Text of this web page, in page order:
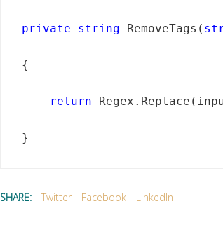
private string RemoveTags(
return
}
SHARE: Twitter Facebook LinkedIn